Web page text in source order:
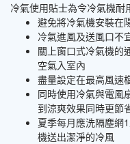
冷氣使用貼士為令冷氣機耐
避免將冷氣機安裝在
冷氣進風及送風口不
關上窗口式冷氣機的
空氣入室內
盡量設定在最高風速
同時使用冷氣與電風
到涼爽效果同時更節
夏季每月應洗隔塵網
機送出潔淨的冷風